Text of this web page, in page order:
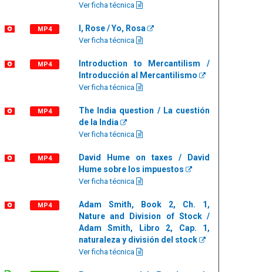
Ver ficha técnica
MP4 I, Rose / Yo, Rosa
Ver ficha técnica
MP4
Introduction to Mercantilism /
Introducción al Mercantilismo
Ver ficha técnica
MP4
The India question / La cuestión
de la India
Ver ficha técnica
MP4
David Hume on taxes / David
Hume sobre los impuestos
Ver ficha técnica
MP4
Adam Smith, Book 2, Ch. 1,
Nature and Division of Stock /
Adam Smith, Libro 2, Cap. 1,
naturaleza y división del stock
Ver ficha técnica